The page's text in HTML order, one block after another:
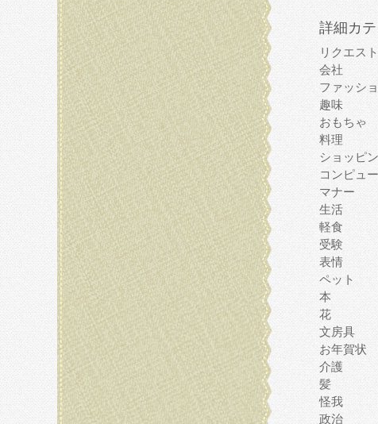
詳細カ
リクエスト
会社
ファッシ
趣味
おもちゃ
料理
ショッピ
コンピュ
マナー
生活
軽食
受験
表情
ペット
本
花
文房具
お年賀状
介護
髪
怪我
政治